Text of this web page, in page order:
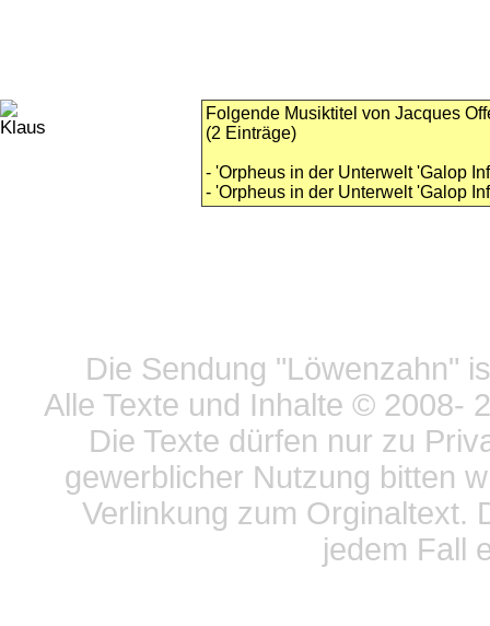
Folgende Musiktitel von Jacques
(2 Einträge)
- 'Orpheus in der Unterwelt 'Galop
- 'Orpheus in der Unterwelt 'Galop
Die Sendung "Löwenzahn"
Alle Texte und Inhalte © 2008-
Die Texte dürfen nur zu
gewerblicher Nutzung bitten
Verlinkung zum Orginaltext.
jedem Fall